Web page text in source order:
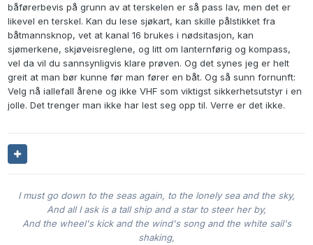
båførerbevis på grunn av at terskelen er så pass lav, men det er
likevel en terskel. Kan du lese sjøkart, kan skille pålstikket fra
båtmannsknop, vet at kanal 16 brukes i nødsitasjon, kan
sjømerkene, skjøveisreglene, og litt om lanternførig og kompass,
vel da vil du sannsynligvis klare prøven. Og det synes jeg er helt
greit at man bør kunne før man fører en båt. Og så sunn fornunft:
Velg nå iallefall årene og ikke VHF som viktigst sikkerhetsutstyr i en
jolle. Det trenger man ikke har lest seg opp til. Verre er det ikke.
I must go down to the seas again, to the lonely sea and the sky,
And all I ask is a tall ship and a star to steer her by,
And the wheel's kick and the wind's song and the white sail's
shaking,